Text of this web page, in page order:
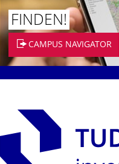
FINDEN!
CAMPUS NAVIGATOR